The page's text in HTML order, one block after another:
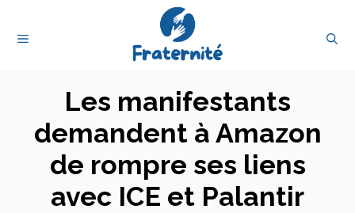
MENU
Les manifestants
demandent à Amazon
de rompre ses liens
avec ICE et Palantir